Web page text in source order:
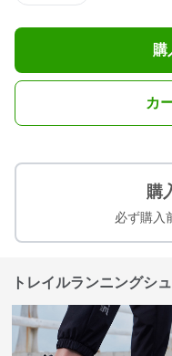
購
カ
購
必ず購入
トレイルランニングシ